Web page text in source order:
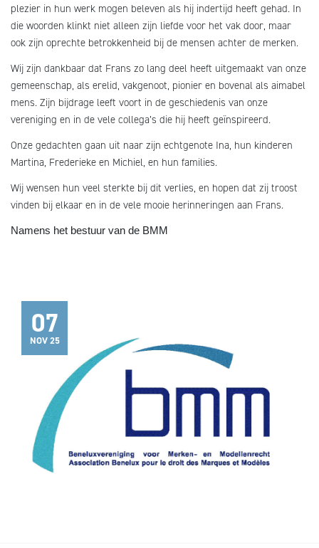
plezier in hun werk mogen beleven als hij indertijd heeft gehad. In
die woorden klinkt niet alleen zijn liefde voor het vak door, maar
ook zijn oprechte betrokkenheid bij de mensen achter de merken.
Wij zijn dankbaar dat Frans zo lang deel heeft uitgemaakt van onze
gemeenschap, als erelid, vakgenoot, pionier en bovenal als aimabel
mens. Zijn bijdrage leeft voort in de geschiedenis van onze
vereniging en in de vele collega’s die hij heeft geïnspireerd.
Onze gedachten gaan uit naar zijn echtgenote Ina, hun kinderen
Martina, Frederieke en Michiel, en hun families.
Wij wensen hun veel sterkte bij dit verlies, en hopen dat zij troost
vinden bij elkaar en in de vele mooie herinneringen aan Frans.
Namens het bestuur van de BMM
07
NOV 25